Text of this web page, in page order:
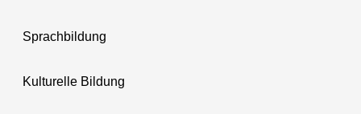
Sprachbildung
Kulturelle Bildung